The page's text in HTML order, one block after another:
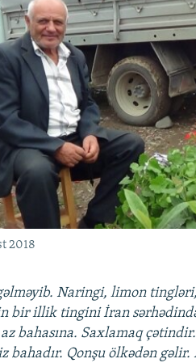
2018
Naringi, limon
bir illik tingini İran
bahasına. Saxlamaq
Qonşu ölkədən gəlir.